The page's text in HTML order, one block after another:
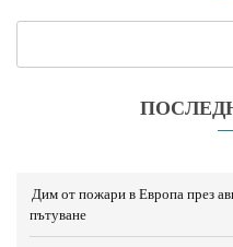
Дим от пожари в Европа през
пътуване